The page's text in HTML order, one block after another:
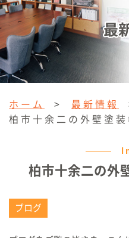
最
ホーム > 最新情報
柏市十余二の外壁塗
柏市十余二の
ブログ